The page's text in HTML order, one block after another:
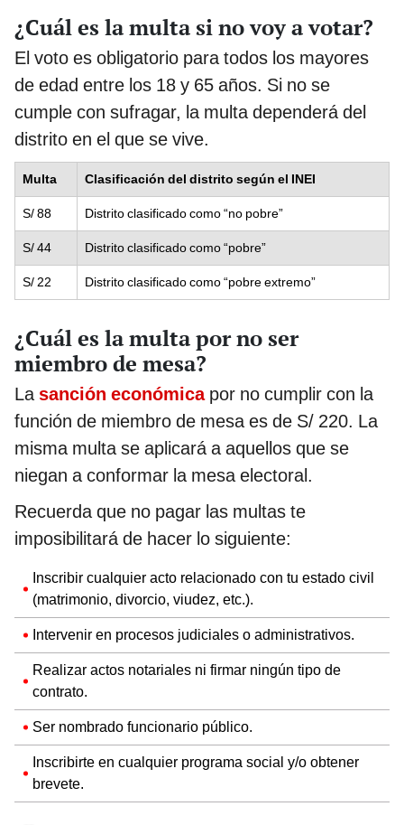
¿Cuál es la multa si no voy a votar?
El voto es obligatorio para todos los mayores
de edad entre los 18 y 65 años. Si no se
cumple con sufragar, la multa dependerá del
distrito en el que se vive.
Multa Clasificación del distrito según el INEI
S/ 88 Distrito clasificado como “no pobre”
S/ 44 Distrito clasificado como “pobre”
S/ 22 Distrito clasificado como “pobre extremo”
¿Cuál es la multa por no ser
miembro de mesa?
Lasanción económicapor no cumplir con la
función de miembro de mesa es de S/ 220. La
misma multa se aplicará a aquellos que se
niegan a conformar la mesa electoral.
Recuerda que no pagar las multas te
imposibilitará de hacer lo siguiente:
Inscribir cualquier acto relacionado con tu estado civil
(matrimonio, divorcio, viudez, etc.).
Intervenir en procesos judiciales o administrativos.
Realizar actos notariales ni firmar ningún tipo de
contrato.
Ser nombrado funcionario público.
Inscribirte en cualquier programa social y/o obtener
brevete.